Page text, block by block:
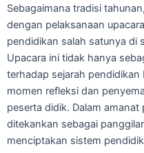
Sebagaimana tradisi
dengan pelaksanaan
pendidikan salah satunya di
Upacara ini tidak hanya
terhadap sejarah
momen refleksi dan
peserta didik. Dalam
ditekankan sebagai
menciptakan sistem